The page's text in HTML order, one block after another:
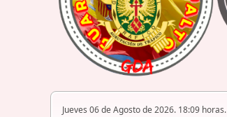
Jueves 06 de Agosto de 2026. 18:09 horas.